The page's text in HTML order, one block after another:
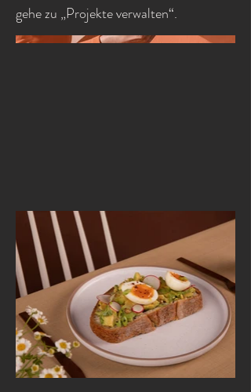
gehe zu „Projekte verwalten“.